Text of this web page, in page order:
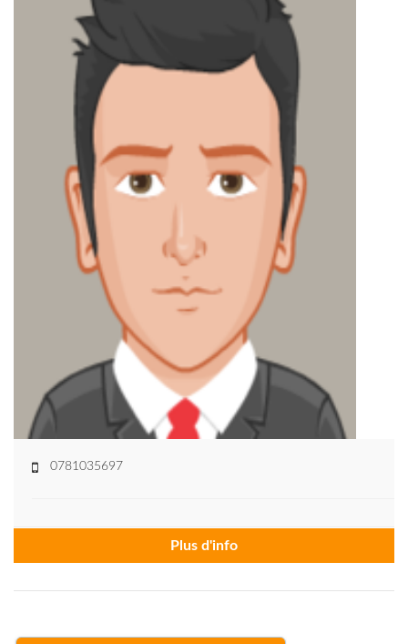
0781035697
Plus d'info